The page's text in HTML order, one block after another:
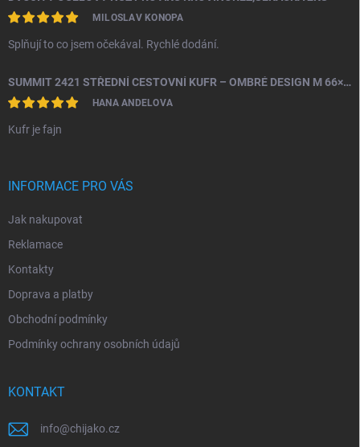
MILOSLAV KONOPA
Splňují to co jsem očekával. Rychlé dodání.
SUMMIT 2421 STŘEDNÍ CESTOVNÍ KUFR – OMBRÉ DESIGN M 66×43×26 CM, 24" | TSA ZÁMEK | 360° KOLA | PC MATERIÁL
HANA ANDELOVA
Kufr je fajn
INFORMACE PRO VÁS
Jak nakupovat
Reklamace
Kontakty
Doprava a platby
Obchodní podmínky
Podmínky ochrany osobních údajů
KONTAKT
info@chijako.cz